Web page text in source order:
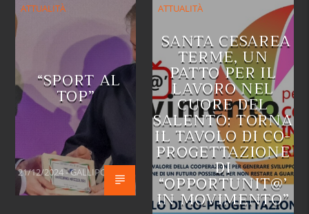
ATTUALITÀ
“SPORT AL
TOP”
21/12/2024 - GALLIPOLI
ATTUALITÀ
SANTA CESAREA
TERME, UN
PATTO PER IL
LAVORO NEL
CUORE DEL
SALENTO: TORNA
IL TAVOLO DI CO-
PROGETTAZIONE
DI
“OPPORTUNIT@’
IN MOVIMENTO”